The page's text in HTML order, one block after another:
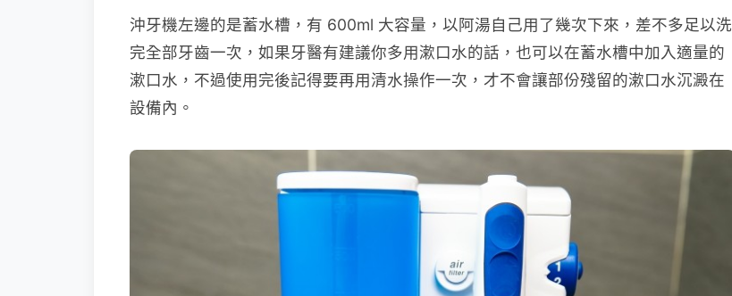
沖牙機左邊的是蓄水槽，有 600ml 大容量，以阿湯自己用了幾次下來，差不多足以洗
完全部牙齒一次，如果牙醫有建議你多用漱口水的話，也可以在蓄水槽中加入適量的
漱口水，不過使用完後記得要再用清水操作一次，才不會讓部份殘留的漱口水沉澱在
設備內。